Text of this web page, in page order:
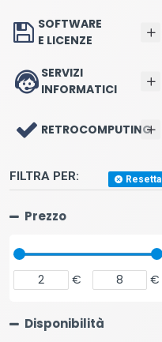
SOFTWARE
E LICENZE
SERVIZI
INFORMATICI
RETROCOMPUTING
FILTRA PER: Resetta
Prezzo
€ €
Disponibilità